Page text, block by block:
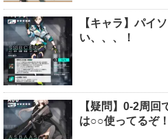
【キャラ】パイ
い、、、！
【疑問】0-2周
は○○使ってるぞ！